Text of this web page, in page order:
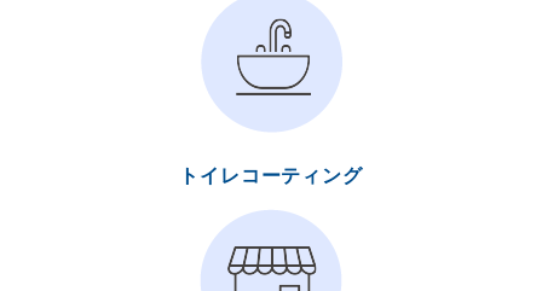
トイレコーティング